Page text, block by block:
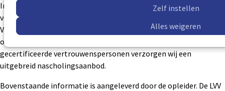
Zelf instellen
Alles weigeren
In het kader van de professionalisering van
vertrouwenspersonen, biedt het Opleidingscentrum
Vertrouwenspersonen Plus de door de LVV geaccrediteerde
opleiding vertrouwenspersoon aan. Ter ondersteuning van reeds
gecertificeerde vertrouwenspersonen verzorgen wij een
uitgebreid nascholingsaanbod.
Bovenstaande informatie is aangeleverd door de opleider. De LVV